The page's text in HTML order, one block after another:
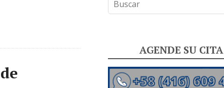
AGENDE SU CITA